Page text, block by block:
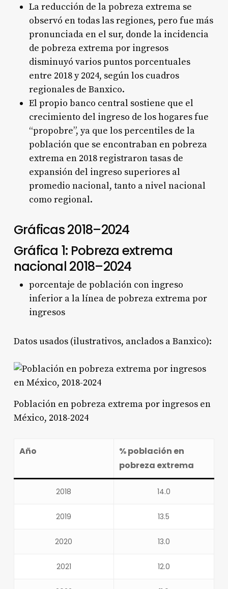
La reducción de la pobreza extrema se
observó en todas las regiones, pero fue más
pronunciada en el sur, donde la incidencia
de pobreza extrema por ingresos
disminuyó varios puntos porcentuales
entre 2018 y 2024, según los cuadros
regionales de Banxico.
El propio banco central sostiene que el
crecimiento del ingreso de los hogares fue
“propobre”, ya que los percentiles de la
población que se encontraban en pobreza
extrema en 2018 registraron tasas de
expansión del ingreso superiores al
promedio nacional, tanto a nivel nacional
como regional.
Gráficas 2018–2024
Gráfica 1: Pobreza extrema
nacional 2018–2024
porcentaje de población con ingreso
inferior a la línea de pobreza extrema por
ingresos
Datos usados (ilustrativos, anclados a Banxico):
Población en pobreza extrema por ingresos en
México, 2018-2024
Año
% población en
pobreza extrema
2018 14.0
2019 13.5
2020 13.0
2021 12.0